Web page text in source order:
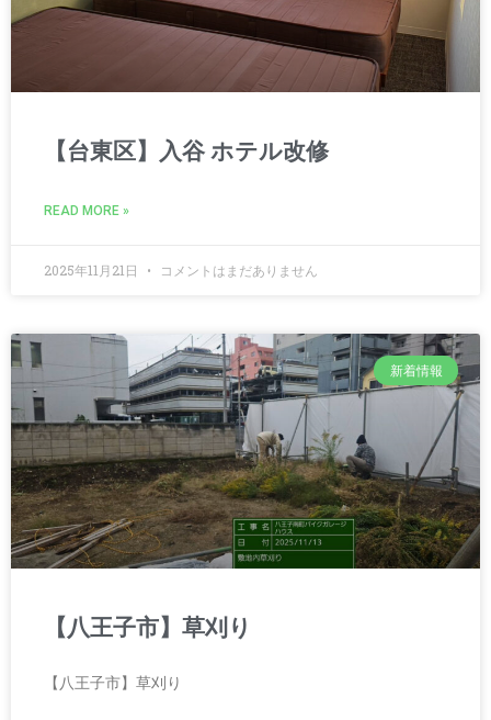
【台東区】入谷 ホテル改修
READ MORE »
2025年11月21日 コメントはまだありません
新着情報
【八王子市】草刈り
【八王子市】草刈り